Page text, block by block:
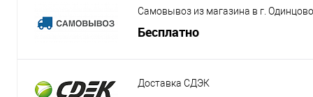
Самовывоз из магазина в г. Одинцово
Бесплатно
Доставка СДЭК